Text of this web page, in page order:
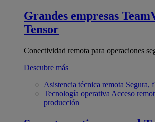
Grandes empresas
Tensor
Conectividad remota para operaciones
Descubre más
Asistencia técnica remota Segura,
Tecnología operativa Acceso
producción